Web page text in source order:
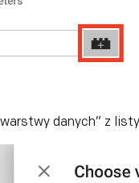
danych” z